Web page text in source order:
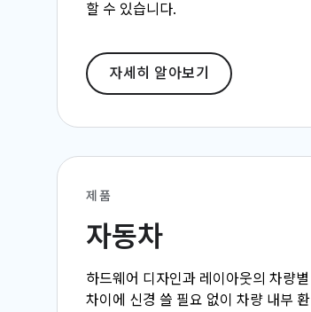
할 수 있습니다.
자세히 알아보기
제품
자동차
하드웨어 디자인과 레이아웃의 차량별
차이에 신경 쓸 필요 없이 차량 내부 환